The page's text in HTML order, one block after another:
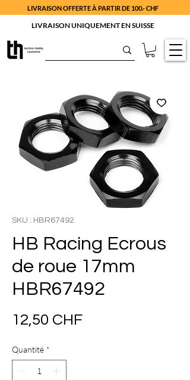
LIVRAISON OFFERTE À PARTIR DE 100.- CHF
LIVRAISON UNIQUEMENT EN SUISSE
SKU : HBR67492
HB Racing Ecrous
de roue 17mm
HBR67492
12,50 CHFPrix
Quantité *